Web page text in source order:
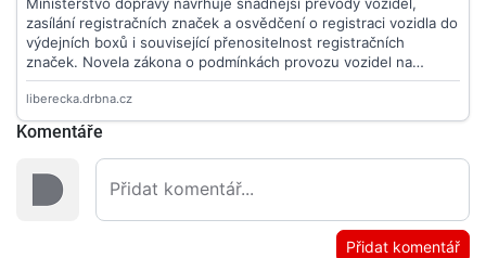
Komentáře
Přidat komentář